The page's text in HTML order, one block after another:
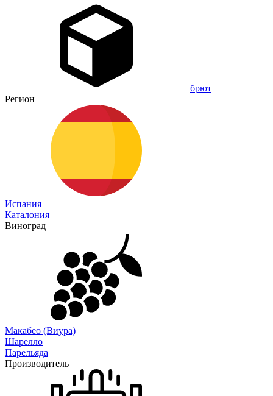
брют
Регион
Испания
Каталония
Виноград
Макабео (Виура)
Шарелло
Парельяда
Производитель